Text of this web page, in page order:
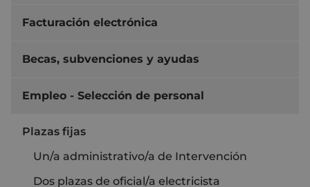
Facturación electrónica
Becas, subvenciones y ayudas
Empleo - Selección de personal
Plazas fijas
Un/a administrativo/a de Intervención
Dos plazas de oficial/a electricista